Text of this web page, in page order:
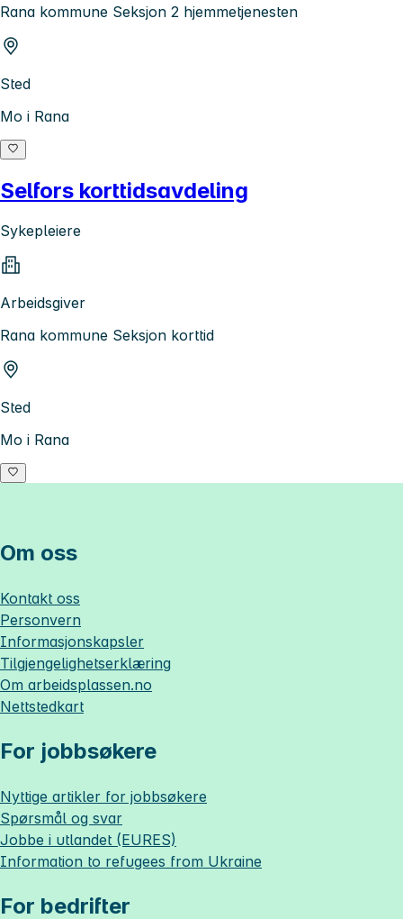
Rana kommune Seksjon 2 hjemmetjenesten
Sted
Mo i Rana
Selfors korttidsavdeling
Sykepleiere
Arbeidsgiver
Rana kommune Seksjon korttid
Sted
Mo i Rana
Om oss
Kontakt oss
Personvern
Informasjonskapsler
Tilgjengelighetserklæring
Om arbeidsplassen.no
Nettstedkart
For jobbsøkere
Nyttige artikler for jobbsøkere
Spørsmål og svar
Jobbe i utlandet (EURES)
Information to refugees from Ukraine
For bedrifter